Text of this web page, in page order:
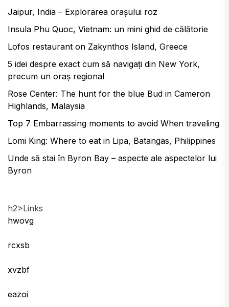
Jaipur, India – Explorarea orașului roz
Insula Phu Quoc, Vietnam: un mini ghid de călătorie
Lofos restaurant on Zakynthos Island, Greece
5 idei despre exact cum să navigați din New York,
precum un oraș regional
Rose Center: The hunt for the blue Bud in Cameron
Highlands, Malaysia
Top 7 Embarrassing moments to avoid When traveling
Lomi King: Where to eat in Lipa, Batangas, Philippines
Unde să stai în Byron Bay – aspecte ale aspectelor lui
Byron
h2>Links
hwovg
rcxsb
xvzbf
eazoi